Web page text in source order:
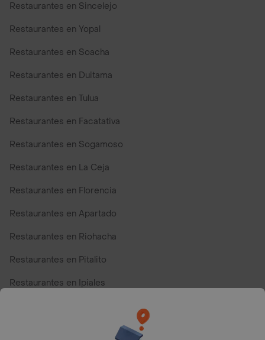
Restaurantes en Sincelejo
Restaurantes en Yopal
Restaurantes en Soacha
Restaurantes en Duitama
Restaurantes en Tulua
Restaurantes en Facatativa
Restaurantes en Sogamoso
Restaurantes en La Ceja
Restaurantes en Florencia
Restaurantes en Apartado
Restaurantes en Riohacha
Restaurantes en Pitalito
Restaurantes en Ipiales
Restaurantes cerca de mi para pedir Comida a Domicilio -